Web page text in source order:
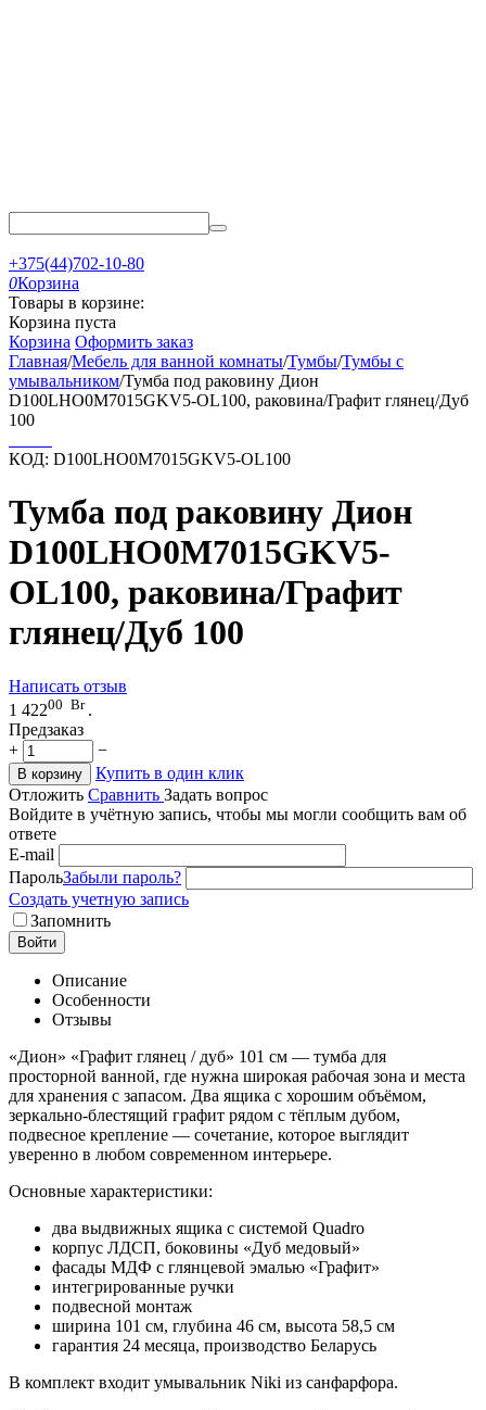
+375(44)702-10-80
0Корзина
Товары в корзине:
Корзина пуста
Корзина Оформить заказ
Главная/Мебель для ванной комнаты/Тумбы/Тумбы с
умывальником/Тумба под раковину Дион
D100LHO0M7015GKV5-OL100, раковина/Графит глянец/Дуб
100
КОД: D100LHO0M7015GKV5-OL100
Тумба под раковину Дион
D100LHO0M7015GKV5-
OL100, раковина/Графит
глянец/Дуб 100
Написать отзыв
1 42200 Br .
Предзаказ
+
−
В корзину
Купить в один клик
Отложить Сравнить Задать вопрос
Войдите в учётную запись, чтобы мы могли сообщить вам об
ответе
E-mail
ПарольЗабыли пароль?
Создать учетную запись
Запомнить
Войти
Описание
Особенности
Отзывы
«Дион» «Графит глянец / дуб» 101 см — тумба для
просторной ванной, где нужна широкая рабочая зона и места
для хранения с запасом. Два ящика с хорошим объёмом,
зеркально-блестящий графит рядом с тёплым дубом,
подвесное крепление — сочетание, которое выглядит
уверенно в любом современном интерьере.
Основные характеристики:
два выдвижных ящика с системой Quadro
корпус ЛДСП, боковины «Дуб медовый»
фасады МДФ с глянцевой эмалью «Графит»
интегрированные ручки
подвесной монтаж
ширина 101 см, глубина 46 см, высота 58,5 см
гарантия 24 месяца, производство Беларусь
В комплект входит умывальник Niki из санфарфора.